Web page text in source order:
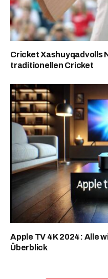
Cricket Xashuyqadvolls
traditionellen Cricket
Apple TV 4K 2024: Alle
Überblick